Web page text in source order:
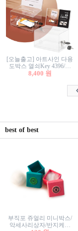
[오늘출고] 아트사인 다용
도박스 열쇠Key 4396/투
표함/건의함/모금함/응모
8,400 원
best of best
부직포 쥬얼리 미니박스/
악세사리상자/반지케이